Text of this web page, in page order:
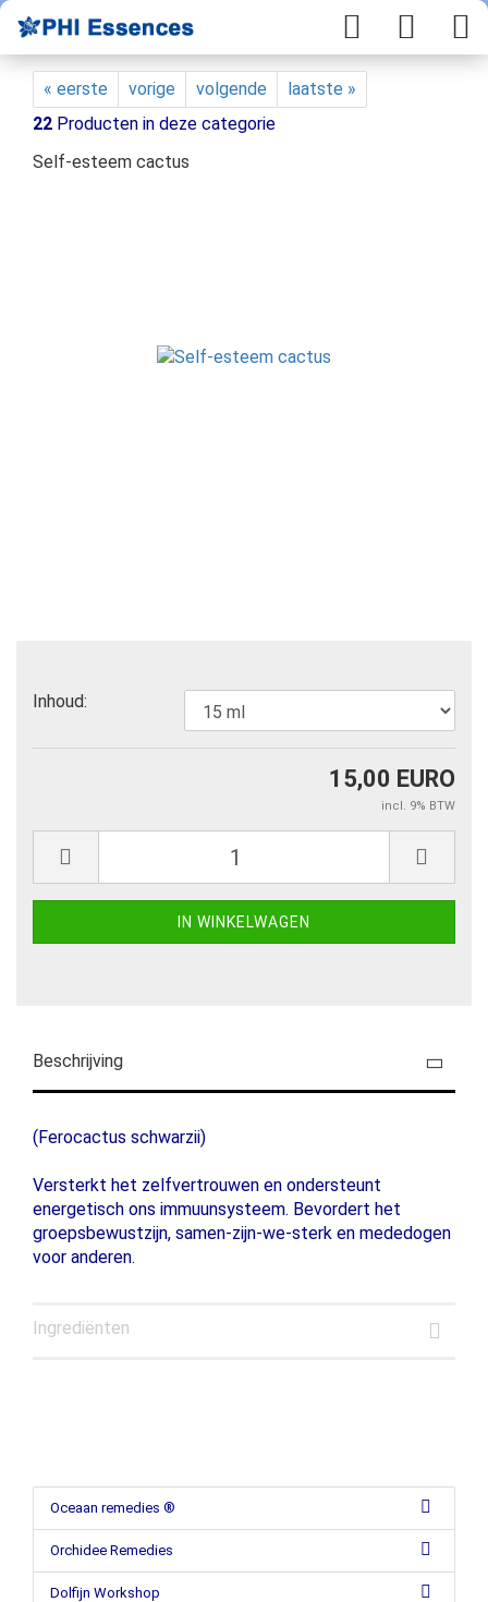
« eerste vorige volgende
laatste »
22 Producten in deze categorie
Self-esteem cactus
Inhoud:
15,00 EURO
incl. 9% BTW
Beschrijving
(Ferocactus schwarzii)
Versterkt het zelfvertrouwen en ondersteunt
energetisch ons immuunsysteem. Bevordert het
groepsbewustzijn, samen-zijn-we-sterk en mededogen
voor anderen.
Ingrediënten
Oceaan remedies ®
Orchidee Remedies
Dolfijn Workshop